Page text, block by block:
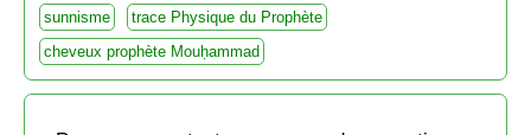
sunnisme
trace Physique du Prophète
cheveux prophète Mouḥammad